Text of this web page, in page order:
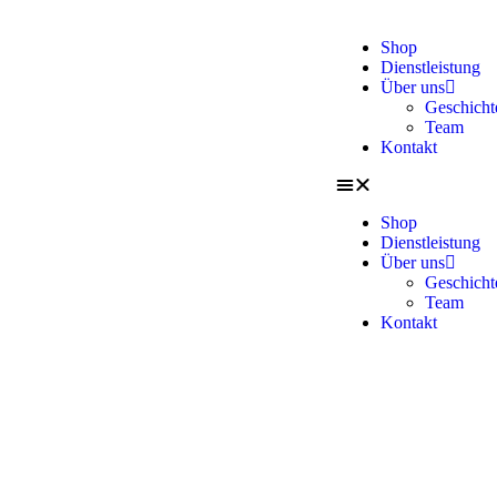
Shop
Dienstleistung
Über uns
Team
Kontakt
Shop
Dienstleistung
Über uns
Team
Kontakt